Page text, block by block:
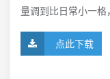
量调到比日常小一格
点此下载